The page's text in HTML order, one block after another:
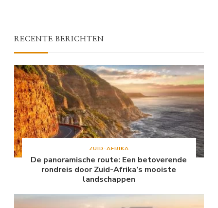
RECENTE BERICHTEN
ZUID-AFRIKA
De panoramische route: Een betoverende
rondreis door Zuid-Afrika’s mooiste
landschappen